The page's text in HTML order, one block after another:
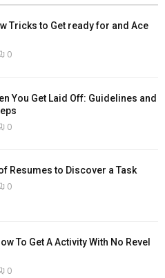
Tricks to Get ready for and Ace
0
You Get Laid Off: Guidelines and
0
Resumes to Discover a Task
0
To Get A Activity With No Revel
0